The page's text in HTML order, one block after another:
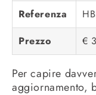
Referenza
Prezzo
€
Per capire
aggiornamento,